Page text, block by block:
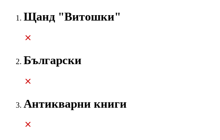
Щанд "Витошки"
Български
Антикварни книги